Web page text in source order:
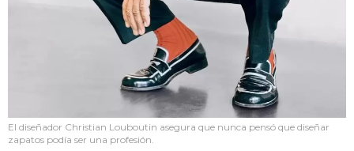
El diseñador Christian Louboutin asegura que nunca pensó que diseñar
zapatos podía ser una profesión.